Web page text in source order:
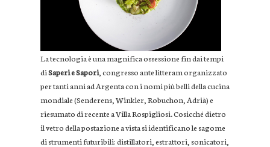
La tecnologia è una magnifica ossessione fin dai tempi
diSaperi e Sapori, congresso ante litteram organizzato
per tanti anni ad Argenta con i nomi più belli della cucina
mondiale (Senderens, Winkler, Robuchon, Adrià) e
riesumato di recente a Villa Rospigliosi. Cosicché dietro
il vetro della postazione a vista si identificano le sagome
di strumenti futuribili: distillatori, estrattori, sonicatori,